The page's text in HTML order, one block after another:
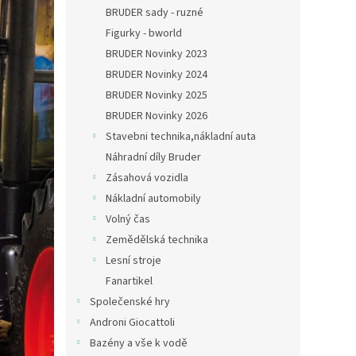
BRUDER sady - ruzné
Figurky - bworld
BRUDER Novinky 2023
BRUDER Novinky 2024
BRUDER Novinky 2025
BRUDER Novinky 2026
Stavebni technika,nákladní auta
Náhradní díly Bruder
Zásahová vozidla
Nákladní automobily
Volný čas
Zemědělská technika
Lesní stroje
Fanartikel
Společenské hry
Androni Giocattoli
Bazény a vše k vodě